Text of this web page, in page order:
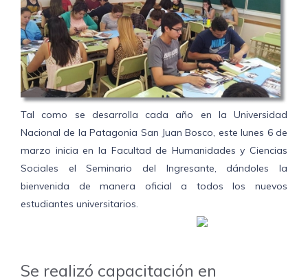
Tal como se desarrolla cada año en la Universidad
Nacional de la Patagonia San Juan Bosco, este lunes 6 de
marzo inicia en la Facultad de Humanidades y Ciencias
Sociales el Seminario del Ingresante, dándoles la
bienvenida de manera oficial a todos los nuevos
estudiantes universitarios.
Se realizó capacitación en